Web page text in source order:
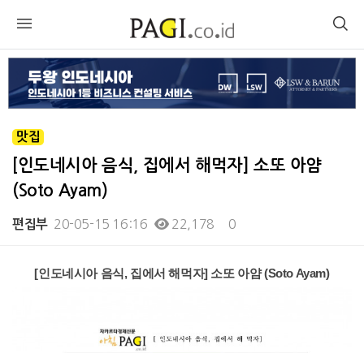
맛집
[인도네시아 음식, 집에서 해먹자] 소또 아얌
(Soto Ayam)
편집부 20-05-15 16:16 22,178 0
[인도네시아 음식, 집에서 해먹자] 소또 아얌 (Soto Ayam)